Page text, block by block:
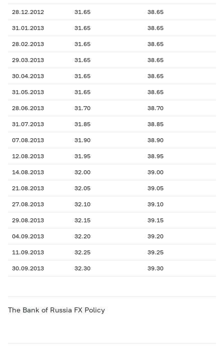
28.12.2012 31.65 38.65
31.01.2013 31.65 38.65
28.02.2013 31.65 38.65
29.03.2013 31.65 38.65
30.04.2013 31.65 38.65
31.05.2013 31.65 38.65
28.06.2013 31.70 38.70
31.07.2013 31.85 38.85
07.08.2013 31.90 38.90
12.08.2013 31.95 38.95
14.08.2013 32.00 39.00
21.08.2013 32.05 39.05
27.08.2013 32.10 39.10
29.08.2013 32.15 39.15
04.09.2013 32.20 39.20
11.09.2013 32.25 39.25
30.09.2013 32.30 39.30
The Bank of Russia FX Policy